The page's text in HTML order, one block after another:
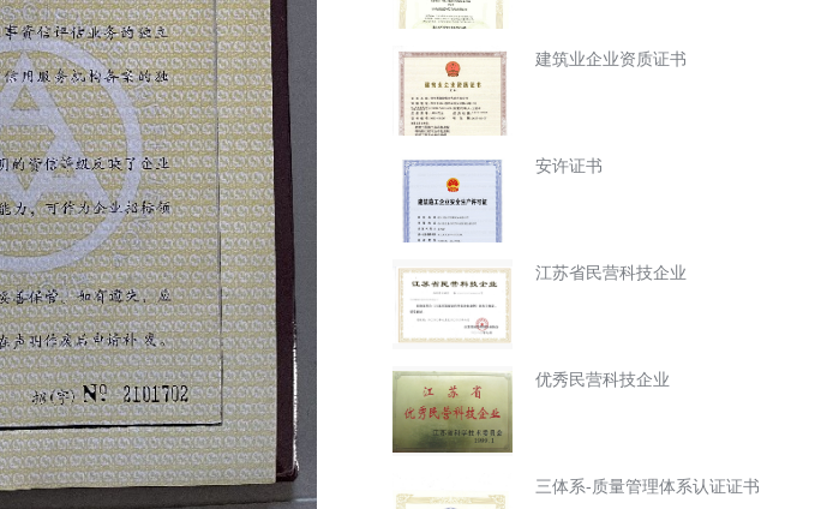
建筑业企业资质证书
安许证书
江苏省民营科技企业
优秀民营科技企业
三体系-质量管理体系认证证书